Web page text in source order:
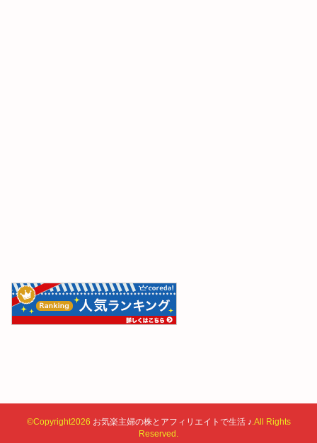
©Copyright2026 お気楽主婦の株とアフィリエイトで生活 ♪ .All Rights
Reserved.